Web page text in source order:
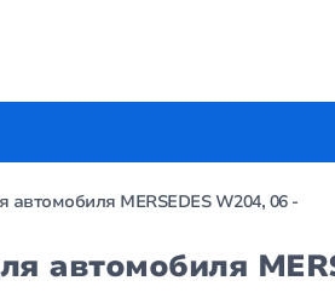
MERSEDES W204, 06 -
автомобиля